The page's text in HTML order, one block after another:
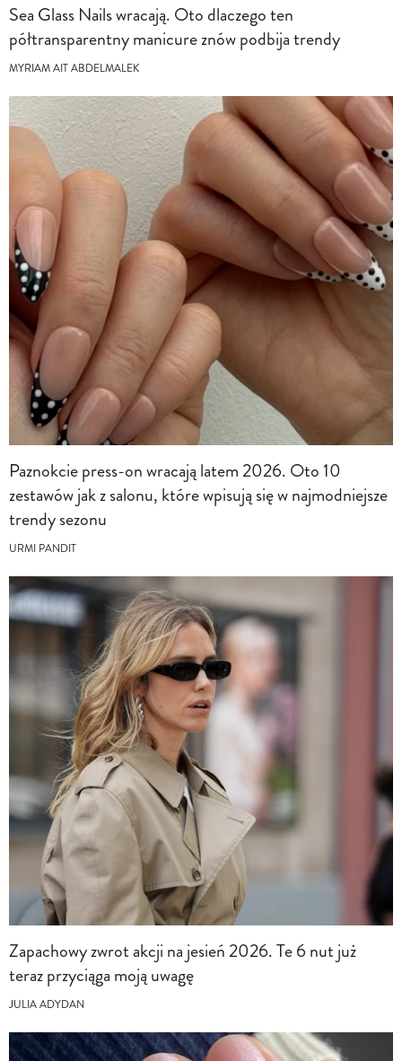
Sea Glass Nails wracają. Oto dlaczego ten
półtransparentny manicure znów podbija trendy
MYRIAM AIT ABDELMALEK
Paznokcie press-on wracają latem 2026. Oto 10
zestawów jak z salonu, które wpisują się w najmodniejsze
trendy sezonu
URMI PANDIT
Zapachowy zwrot akcji na jesień 2026. Te 6 nut już
teraz przyciąga moją uwagę
JULIA ADYDAN